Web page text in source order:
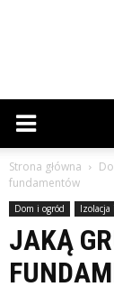
Strona główna
fundamentów
Dom i ogród
JAKĄ